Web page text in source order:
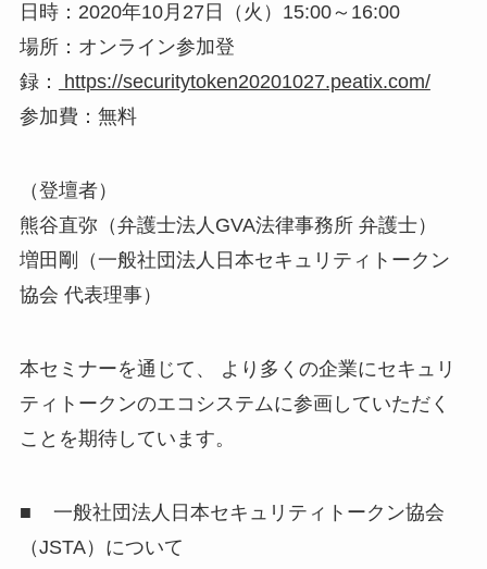
日時：2020年10月27日（火）15:00～16:00
場所：オンライン参加登
録：
https://securitytoken20201027.peatix.com/
参加費：無料
（登壇者）
熊谷直弥（弁護士法人GVA法律事務所 弁護士）
増田剛（一般社団法人日本セキュリティトークン
協会 代表理事）
本セミナーを通じて、 より多くの企業にセキュリ
ティトークンのエコシステムに参画していただく
ことを期待しています。
■ 一般社団法人日本セキュリティトークン協会
（JSTA）について